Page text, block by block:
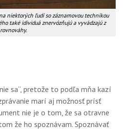
niektorých ľudí so záznamovou technikou
také idividuá znervózňujú a vyvádzajú z
rovnováhy.
sa“, pretože to podľa mňa kazí
marí aj možnosť prísť
nie je o tom, že sa otravne
že ho spoznávam. Spoznávať